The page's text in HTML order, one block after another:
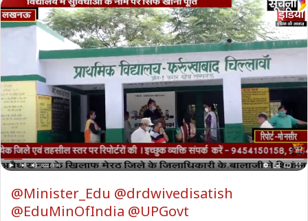
@Minister_Edu @drdwivedisatish
@EduMinOfIndia @UPGovt